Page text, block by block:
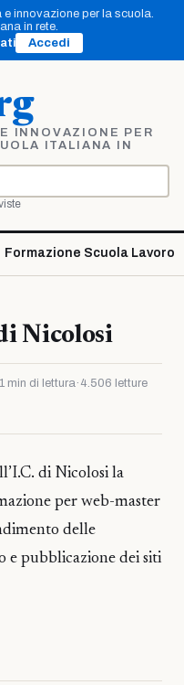
e innovazione per la scuola.
in rete.
Accedi
INNOVAZIONE PER
ITALIANA IN
Formazione Scuola Lavoro
Nicolosi
1 min di lettura· 4.506 letture
di Nicolosi la
per web-master
delle
e pubblicazione dei siti